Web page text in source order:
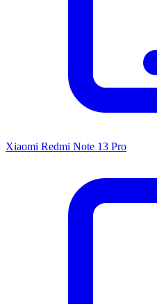
Xiaomi Redmi Note 13 Pro